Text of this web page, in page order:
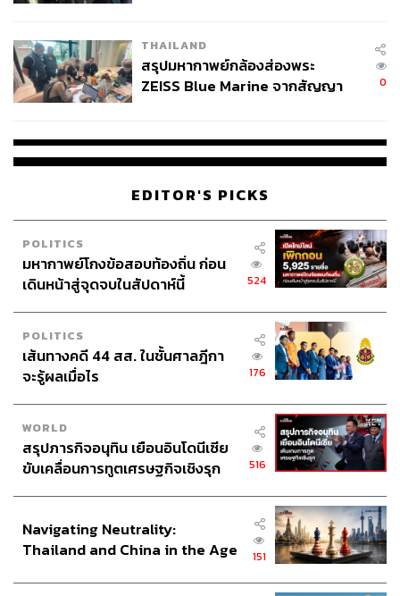
THAILAND
สรุปมหากาพย์กล้องส่องพระ
ZEISS Blue Marine จากสัญญา
จ่ายหนี้-แอบระบุแบรนด์
0
EDITOR'S PICKS
POLITICS
มหากาพย์โกงข้อสอบท้องถิ่น ก่อน
เดินหน้าสู่จุดจบในสัปดาห์นี้
524
POLITICS
เส้นทางคดี 44 สส. ในชั้นศาลฎีกา
จะรู้ผลเมื่อไร
176
WORLD
สรุปภารกิจอนุทิน เยือนอินโดนีเซีย
ขับเคลื่อนการทูตเศรษฐกิจเชิงรุก
516
Navigating Neutrality:
Thailand and China in the Age
151